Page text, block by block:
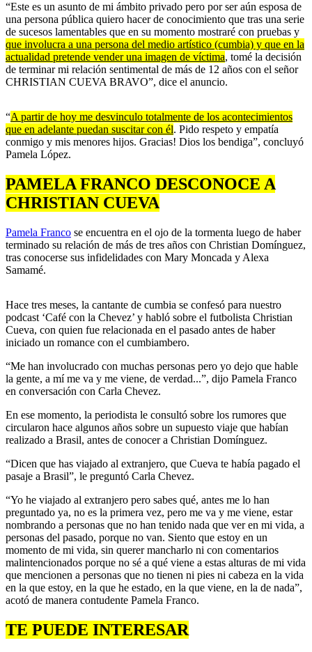
“Este es un asunto de mi ámbito privado pero por ser aún esposa de
una persona pública quiero hacer de conocimiento que tras una serie
de sucesos lamentables que en su momento mostraré con pruebas y
que involucra a una persona del medio artístico (cumbia) y que en la
actualidad pretende vender una imagen de víctima, tomé la decisión
de terminar mi relación sentimental de más de 12 años con el señor
CHRISTIAN CUEVA BRAVO”, dice el anuncio.
“A partir de hoy me desvinculo totalmente de los acontecimientos
que en adelante puedan suscitar con él. Pido respeto y empatía
conmigo y mis menores hijos. Gracias! Dios los bendiga”, concluyó
Pamela López.
PAMELA FRANCO DESCONOCE A
CHRISTIAN CUEVA
Pamela Franco se encuentra en el ojo de la tormenta luego de haber
terminado su relación de más de tres años con Christian Domínguez,
tras conocerse sus infidelidades con Mary Moncada y Alexa
Samamé.
Hace tres meses, la cantante de cumbia se confesó para nuestro
podcast ‘Café con la Chevez’ y habló sobre el futbolista Christian
Cueva, con quien fue relacionada en el pasado antes de haber
iniciado un romance con el cumbiambero.
“Me han involucrado con muchas personas pero yo dejo que hable
la gente, a mí me va y me viene, de verdad...”, dijo Pamela Franco
en conversación con Carla Chevez.
En ese momento, la periodista le consultó sobre los rumores que
circularon hace algunos años sobre un supuesto viaje que habían
realizado a Brasil, antes de conocer a Christian Domínguez.
“Dicen que has viajado al extranjero, que Cueva te había pagado el
pasaje a Brasil”, le preguntó Carla Chevez.
“Yo he viajado al extranjero pero sabes qué, antes me lo han
preguntado ya, no es la primera vez, pero me va y me viene, estar
nombrando a personas que no han tenido nada que ver en mi vida, a
personas del pasado, porque no van. Siento que estoy en un
momento de mi vida, sin querer mancharlo ni con comentarios
malintencionados porque no sé a qué viene a estas alturas de mi vida
que mencionen a personas que no tienen ni pies ni cabeza en la vida
en la que estoy, en la que he estado, en la que viene, en la de nada”,
acotó de manera contudente Pamela Franco.
TE PUEDE INTERESAR